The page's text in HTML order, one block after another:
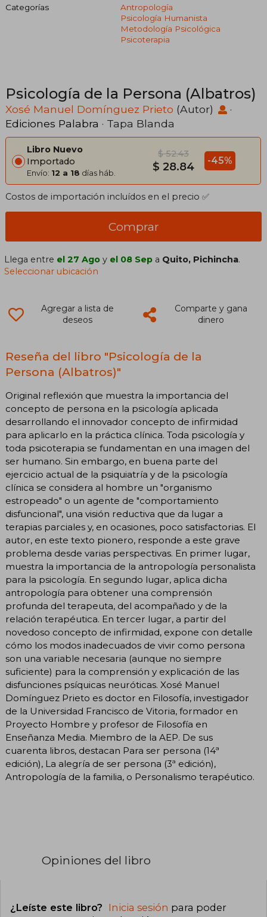
Categorías
Antropología
Psicología Humanista
Metodología Psicológica
Psicoterapia
Psicología de la Persona (Albatros)
Xosé Manuel Domínguez Prieto (Autor)
·
Ediciones Palabra · Tapa Blanda
Libro Nuevo
Importado
Envío: 12 a 18 días háb.
$ 52.43
$ 28.84 -45%
Costos de importación incluídos en el precio ✅
Comprar
Llega entre el 27 Ago y el 08 Sep a Quito, Pichincha.
Seleccionar ubicación
Agregar a lista de
deseos
Comparte y gana
dinero
Reseña del libro "Psicología de la
Persona (Albatros)"
Original reflexión que muestra la importancia del
concepto de persona en la psicología aplicada
desarrollando el innovador concepto de infirmidad
para aplicarlo en la práctica clínica. Toda psicología y
toda psicoterapia se fundamentan en una imagen del
ser humano. Sin embargo, en buena parte del
ejercicio actual de la psiquiatría y de la psicología
clínica se considera al hombre un "organismo
estropeado" o un agente de "comportamiento
disfuncional", una visión reductiva que da lugar a
terapias parciales y, en ocasiones, poco satisfactorias. El
autor, en este texto pionero, responde a este grave
problema desde varias perspectivas. En primer lugar,
muestra la importancia de la antropología personalista
para la psicología. En segundo lugar, aplica dicha
antropología para obtener una comprensión
profunda del terapeuta, del acompañado y de la
relación terapéutica. En tercer lugar, a partir del
novedoso concepto de infirmidad, expone con detalle
cómo los modos inadecuados de vivir como persona
son una variable necesaria (aunque no siempre
suficiente) para la comprensión y explicación de las
disfunciones psíquicas neuróticas. Xosé Manuel
Domínguez Prieto es doctor en Filosofía, investigador
de la Universidad Francisco de Vitoria, formador en
Proyecto Hombre y profesor de Filosofía en
Enseñanza Media. Miembro de la AEP. De sus
cuarenta libros, destacan Para ser persona (14ª
edición), La alegría de ser persona (3ª edición),
Antropología de la familia, o Personalismo terapéutico.
Opiniones del libro
¿Leíste este libro? Inicia sesión para poder